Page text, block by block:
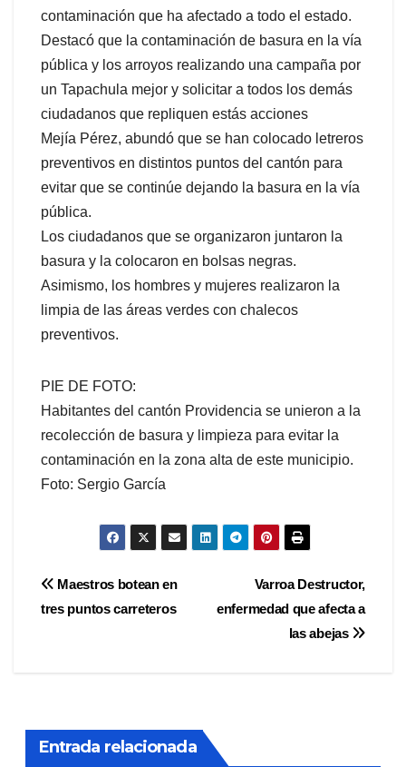
contaminación que ha afectado a todo el estado.
Destacó que la contaminación de basura en la vía
pública y los arroyos realizando una campaña por
un Tapachula mejor y solicitar a todos los demás
ciudadanos que repliquen estás acciones
Mejía Pérez, abundó que se han colocado letreros
preventivos en distintos puntos del cantón para
evitar que se continúe dejando la basura en la vía
pública.
Los ciudadanos que se organizaron juntaron la
basura y la colocaron en bolsas negras.
Asimismo, los hombres y mujeres realizaron la
limpia de las áreas verdes con chalecos
preventivos.
PIE DE FOTO:
Habitantes del cantón Providencia se unieron a la
recolección de basura y limpieza para evitar la
contaminación en la zona alta de este municipio.
Foto: Sergio García
Navegación
de
Varroa Destructor,
enfermedad que afecta a
las abejas
Maestros botean en
tres puntos carreteros
Entrada relacionada